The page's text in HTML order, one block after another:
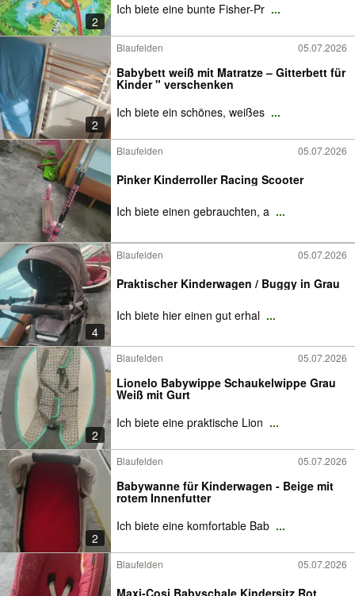
2
Ich biete eine bunte Fisher-Pr ...
2
Blaufelden 05.07.2026
Babybett weiß mit Matratze – Gitterbett für
Kinder " verschenken
Ich biete ein schönes, weißes ...
Blaufelden 05.07.2026
Pinker Kinderroller Racing Scooter
Ich biete einen gebrauchten, a ...
4
Blaufelden 05.07.2026
Praktischer Kinderwagen / Buggy in Grau
Ich biete hier einen gut erhal ...
2
Blaufelden 05.07.2026
Lionelo Babywippe Schaukelwippe Grau
Weiß mit Gurt
Ich biete eine praktische Lion ...
2
Blaufelden 05.07.2026
Babywanne für Kinderwagen - Beige mit
rotem Innenfutter
Ich biete eine komfortable Bab ...
Blaufelden 05.07.2026
Maxi-Cosi Babyschale Kindersitz Rot